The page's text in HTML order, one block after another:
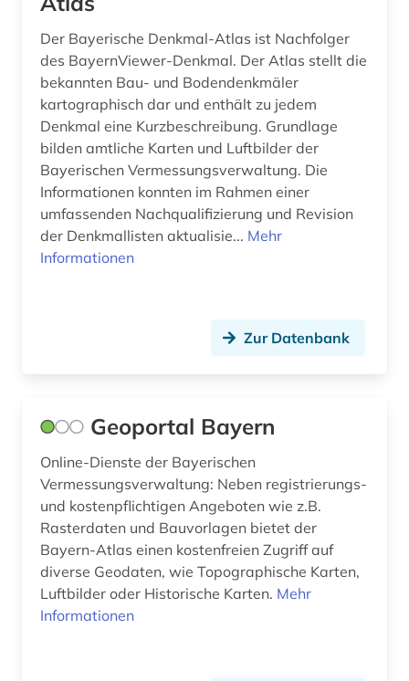
Der Bayerische Denkmal-Atlas ist Nachfolger
des BayernViewer-Denkmal. Der Atlas stellt die
bekannten Bau- und Bodendenkmäler
kartographisch dar und enthält zu jedem
Denkmal eine Kurzbeschreibung. Grundlage
bilden amtliche Karten und Luftbilder der
Bayerischen Vermessungsverwaltung. Die
Informationen konnten im Rahmen einer
umfassenden Nachqualifizierung und Revision
der Denkmallisten aktualisie... Mehr
Informationen
Zur Datenbank
Geoportal Bayern
Online-Dienste der Bayerischen
Vermessungsverwaltung: Neben registrierungs-
und kostenpflichtigen Angeboten wie z.B.
Rasterdaten und Bauvorlagen bietet der
Bayern-Atlas einen kostenfreien Zugriff auf
diverse Geodaten, wie Topographische Karten,
Luftbilder oder Historische Karten. Mehr
Informationen